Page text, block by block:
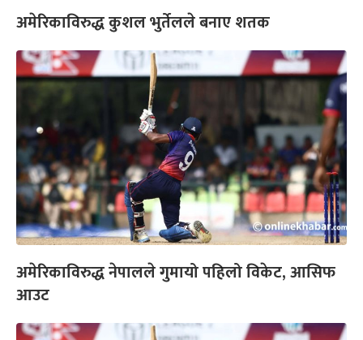
अमेरिकाविरुद्ध कुशल भुर्तेलले बनाए शतक
अमेरिकाविरुद्ध नेपालले गुमायो पहिलो विकेट, आसिफ
आउट